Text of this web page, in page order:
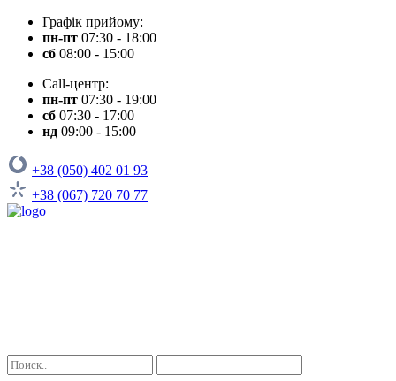
Графік прийому:
пн-пт 07:30 - 18:00
сб 08:00 - 15:00
Call-центр:
пн-пт 07:30 - 19:00
сб 07:30 - 17:00
нд 09:00 - 15:00
+38 (050) 402 01 93
+38 (067) 720 70 77